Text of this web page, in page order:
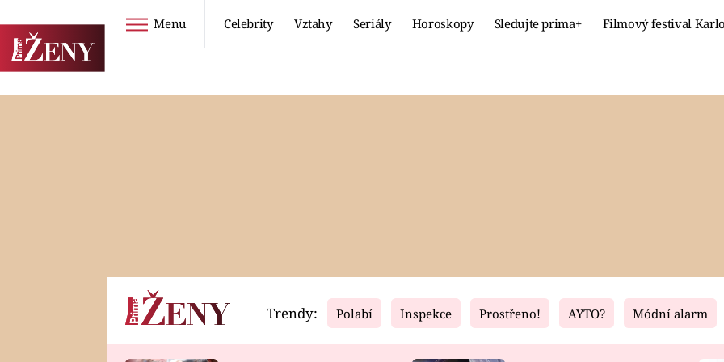
Menu Celebrity Vztahy Seriály Horoskopy Sledujte prima+ Filmový festival
Horoskopy Video Fresh Living
Trendy: Polabí Inspekce Prostřeno! AYTO? Módní alarm